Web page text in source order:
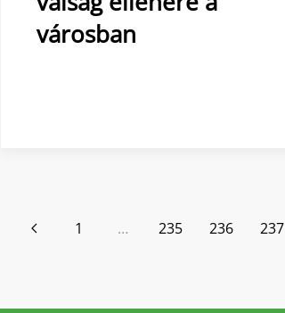
városban
1 … 235 236 237